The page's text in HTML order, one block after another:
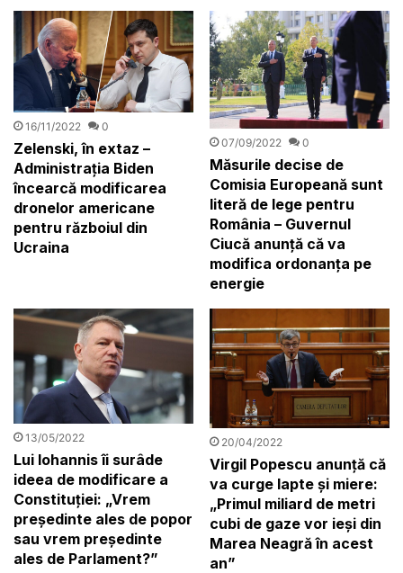
16/11/2022 0
Zelenski, în extaz –
Administrația Biden
încearcă modificarea
dronelor americane
pentru războiul din
Ucraina
07/09/2022 0
Măsurile decise de
Comisia Europeană sunt
literă de lege pentru
România – Guvernul
Ciucă anunță că va
modifica ordonanța pe
energie
13/05/2022
Lui Iohannis îi surâde
ideea de modificare a
Constituției: „Vrem
președinte ales de popor
sau vrem președinte
ales de Parlament?”
20/04/2022
Virgil Popescu anunță că
va curge lapte și miere:
„Primul miliard de metri
cubi de gaze vor ieși din
Marea Neagră în acest
an”